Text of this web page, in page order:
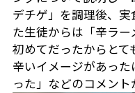
デチゲ」を調理後、
た生徒からは「辛ラ
初めてだったからと
辛いイメージがあっ
った」などのコメント